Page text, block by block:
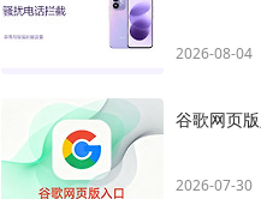
2026-08-04
谷歌网页
2026-07-30